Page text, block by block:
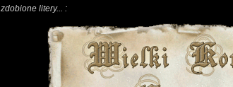
zdobione litery... :